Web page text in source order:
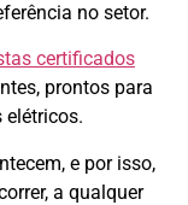
no setor.
certificados
prontos para
elétricos.
e por isso,
a qualquer